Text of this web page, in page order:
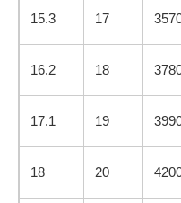
15.3 17
16.2 18
17.1 19
18 20